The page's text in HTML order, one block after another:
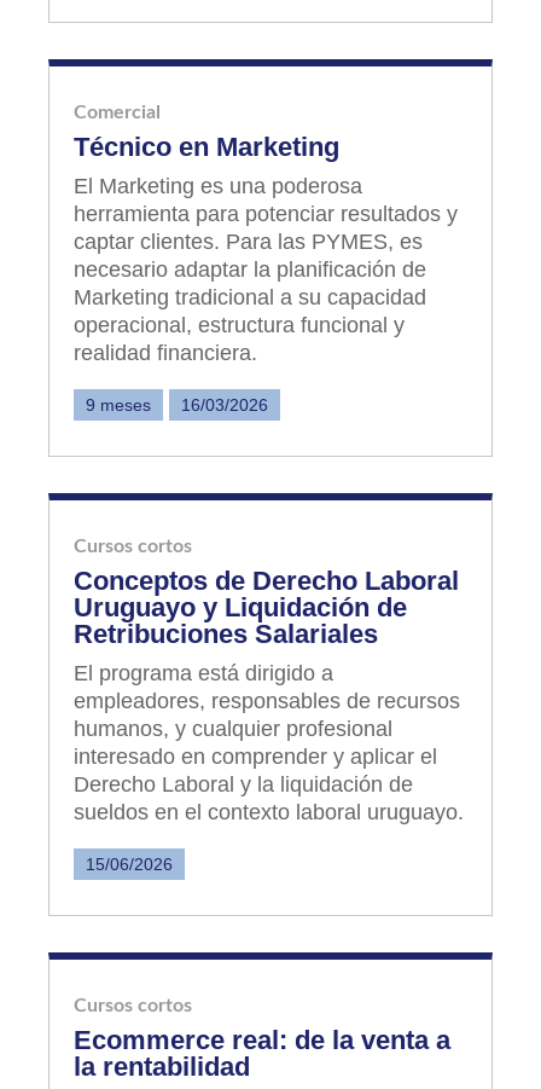
Comercial
Técnico en Marketing
El Marketing es una poderosa
herramienta para potenciar resultados y
captar clientes. Para las PYMES, es
necesario adaptar la planificación de
Marketing tradicional a su capacidad
operacional, estructura funcional y
realidad financiera.
9 meses 16/03/2026
Cursos cortos
Conceptos de Derecho Laboral
Uruguayo y Liquidación de
Retribuciones Salariales
El programa está dirigido a
empleadores, responsables de recursos
humanos, y cualquier profesional
interesado en comprender y aplicar el
Derecho Laboral y la liquidación de
sueldos en el contexto laboral uruguayo.
15/06/2026
Cursos cortos
Ecommerce real: de la venta a
la rentabilidad